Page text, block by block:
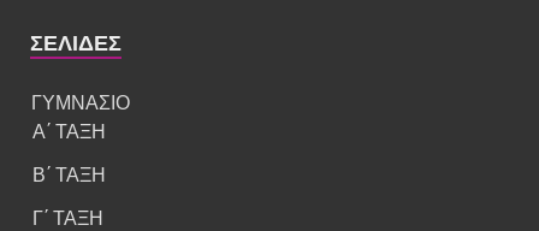
ΣΕΛΊΔΕΣ
ΓΥΜΝΑΣΙΟ
Α΄ ΤΑΞΗ
Β΄ ΤΑΞΗ
Γ΄ ΤΑΞΗ